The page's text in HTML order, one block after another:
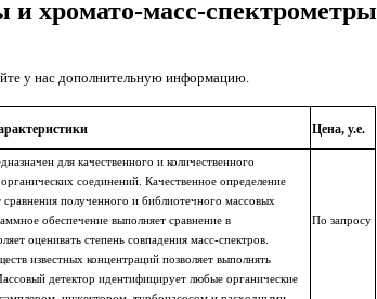
и хромато-масс-спектрометры
у нас дополнительную информацию.
Цена, y.e.
для качественного и количественного
соединений. Качественное определение
сравнения полученного и библиотечного массовых
обеспечение выполняет сравнение в
оценивать степень совпадения масс-спектров.
известных концентраций позволяет выполнять
детектор идентифицирует любые органические
По запросу